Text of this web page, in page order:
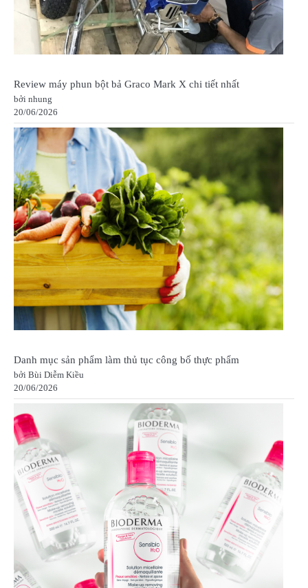
Review máy phun bột bả Graco Mark X chi tiết nhất
bởi nhung
20/06/2026
Danh mục sản phẩm làm thủ tục công bố thực phẩm
bởi Bùi Diễm Kiều
20/06/2026